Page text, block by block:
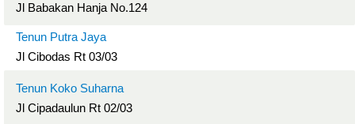
Jl Babakan Hanja No.124
Tenun Putra Jaya
Jl Cibodas Rt 03/03
Tenun Koko Suharna
Jl Cipadaulun Rt 02/03